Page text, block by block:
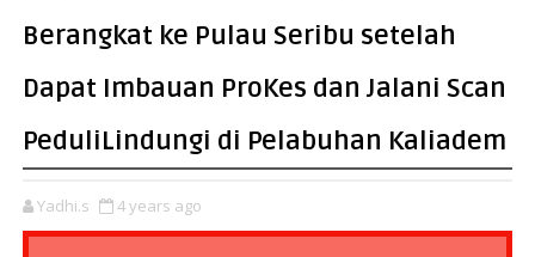
Berangkat ke Pulau Seribu setelah
Dapat Imbauan ProKes dan Jalani Scan
PeduliLindungi di Pelabuhan Kaliadem
Yadhi.s 4 years ago